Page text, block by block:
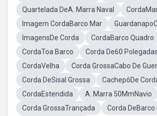
Quartelada DeA. Marra Naval
Imagem CordaBarco Mar
ImagensDe Corda
CordaBarco Quadro
CordaToa Barco
Corda De60 Polegadas
CordaVelha
Corda GrossaCabo De
Corda DeSisal Grossa
CachepôDe
CordaEstendida
A. Marra 50MmNavio
Corda GrossaTrançada
Corda DeBarco